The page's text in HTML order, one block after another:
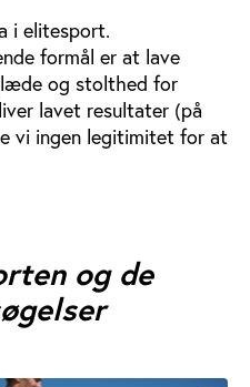
i elitesport.
formål er at lave
og stolthed for
lavet resultater (på
vi ingen legitimitet for at
og de